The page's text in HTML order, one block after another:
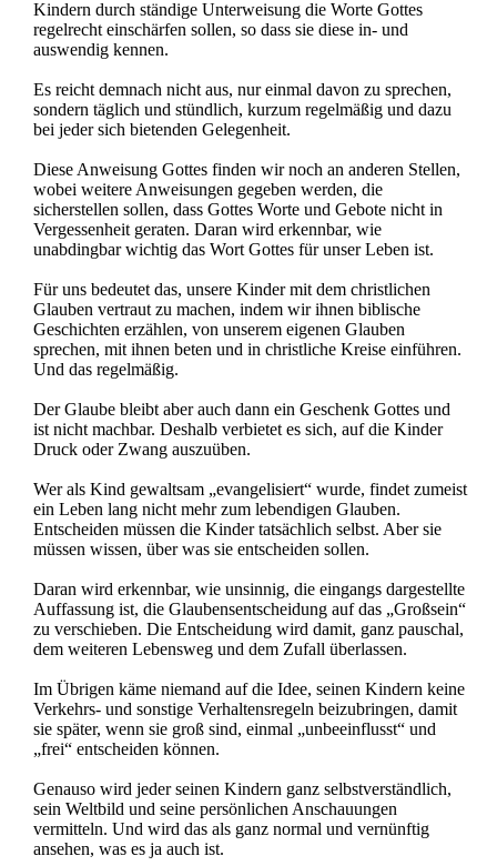
Kindern durch ständige Unterweisung die Worte Gottes
regelrecht einschärfen sollen, so dass sie diese in- und
auswendig kennen.
Es reicht demnach nicht aus, nur einmal davon zu sprechen,
sondern täglich und stündlich, kurzum regelmäßig und dazu
bei jeder sich bietenden Gelegenheit.
Diese Anweisung Gottes finden wir noch an anderen Stellen,
wobei weitere Anweisungen gegeben werden, die
sicherstellen sollen, dass Gottes Worte und Gebote nicht in
Vergessenheit geraten. Daran wird erkennbar, wie
unabdingbar wichtig das Wort Gottes für unser Leben ist.
Für uns bedeutet das, unsere Kinder mit dem christlichen
Glauben vertraut zu machen, indem wir ihnen biblische
Geschichten erzählen, von unserem eigenen Glauben
sprechen, mit ihnen beten und in christliche Kreise einführen.
Und das regelmäßig.
Der Glaube bleibt aber auch dann ein Geschenk Gottes und
ist nicht machbar. Deshalb verbietet es sich, auf die Kinder
Druck oder Zwang auszuüben.
Wer als Kind gewaltsam „evangelisiert“ wurde, findet zumeist
ein Leben lang nicht mehr zum lebendigen Glauben.
Entscheiden müssen die Kinder tatsächlich selbst. Aber sie
müssen wissen, über was sie entscheiden sollen.
Daran wird erkennbar, wie unsinnig, die eingangs dargestellte
Auffassung ist, die Glaubensentscheidung auf das „Großsein“
zu verschieben. Die Entscheidung wird damit, ganz pauschal,
dem weiteren Lebensweg und dem Zufall überlassen.
Im Übrigen käme niemand auf die Idee, seinen Kindern keine
Verkehrs- und sonstige Verhaltensregeln beizubringen, damit
sie später, wenn sie groß sind, einmal „unbeeinflusst“ und
„frei“ entscheiden können.
Genauso wird jeder seinen Kindern ganz selbstverständlich,
sein Weltbild und seine persönlichen Anschauungen
vermitteln. Und wird das als ganz normal und vernünftig
ansehen, was es ja auch ist.